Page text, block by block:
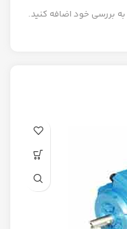
بررسی خود اضافه کنید.